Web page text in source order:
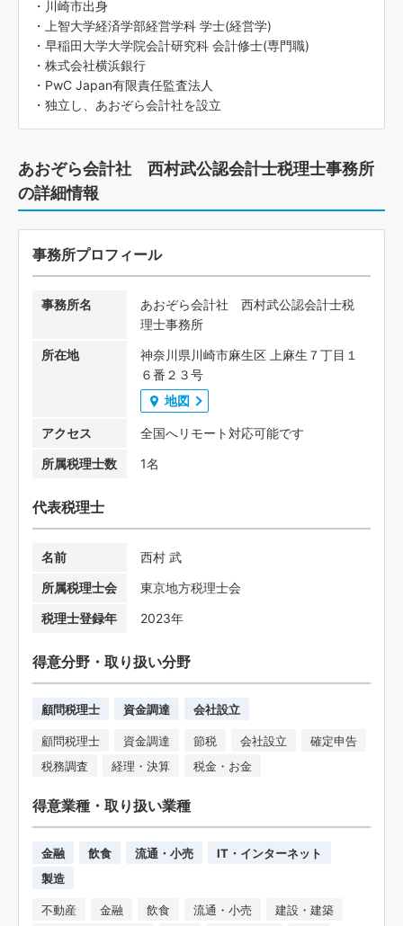
​・川崎市出身
・上智大学経済学部経営学科 学士(経営学)
​・早稲田大学大学院会計研究科 会計修士(専門職)
・株式会社横浜銀行
・PwC Japan有限責任監査法人
・独立し、あおぞら会計社を設立
あおぞら会計社 西村武公認会計士税理士事務所
の詳細情報
事務所プロフィール
事務所名
あおぞら会計社 西村武公認会計士税
理士事務所
所在地
神奈川県川崎市麻生区 上麻生７丁目１
６番２３号
地図
アクセス
全国へリモート対応可能です
所属税理士数
1名
代表税理士
名前
西村 武
所属税理士会
東京地方税理士会
税理士登録年
2023年
得意分野・取り扱い分野
顧問税理士 資金調達 会社設立
顧問税理士 資金調達 節税 会社設立
確定申告
税務調査
経理・決算 税金・お金
得意業種・取り扱い業種
金融 飲食 流通・小売
IT・インターネット
製造
不動産 金融 飲食 流通・小売
建設・建築